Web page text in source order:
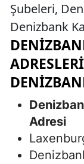
Şubeleri,
Denizbank
Adresi